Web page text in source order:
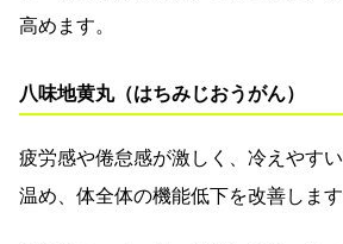
高めます。
八味地黄丸（はちみじおうがん）
疲労感や倦怠感が激しく、冷えやす
温め、体全体の機能低下を改善します